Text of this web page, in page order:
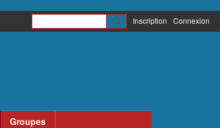
Inscription Connexion
Groupes